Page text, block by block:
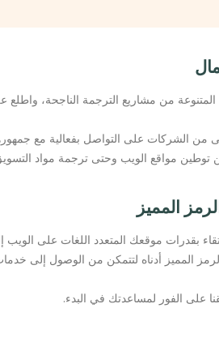
من مشاريع الترجمة الناجحة، واطلع
من الشركات على التواصل بفعالية مع
من توطين مواقع الويب وحتى ترجمة مواد
المميز
بقدرات موقعك المتعدد اللغات على الويب
المميز أدناه لتتمكن من الوصول إلى
على الفور لمساعدتك في البدء.